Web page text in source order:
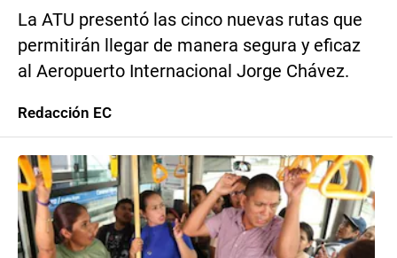
La ATU presentó las cinco nuevas rutas que
permitirán llegar de manera segura y eficaz
al Aeropuerto Internacional Jorge Chávez.
Redacción EC